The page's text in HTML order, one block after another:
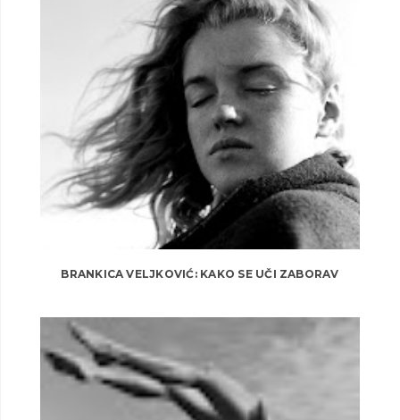
BRANKICA VELJKOVIĆ: KAKO SE UČI ZABORAV